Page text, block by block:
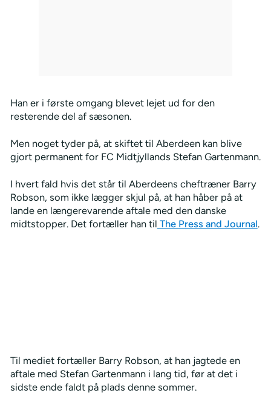
Han er i første omgang blevet lejet ud for den
resterende del af sæsonen.
Men noget tyder på, at skiftet til Aberdeen kan blive
gjort permanent for FC Midtjyllands Stefan Gartenmann.
I hvert fald hvis det står til Aberdeens cheftræner Barry
Robson, som ikke lægger skjul på, at han håber på at
lande en længerevarende aftale med den danske
midtstopper. Det fortæller han til The Press and Journal.
Til mediet fortæller Barry Robson, at han jagtede en
aftale med Stefan Gartenmann i lang tid, før at det i
sidste ende faldt på plads denne sommer.